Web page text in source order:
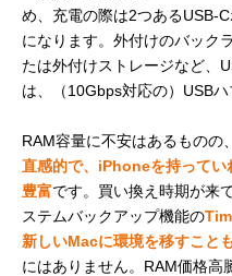
め、充電の際は2つあるUSB-
になります。外付けのバック
たは外付けストレージなど、
は、（10Gbps対応の）USBハ
RAM容量に不安はあるものの
直感的で、iPhoneを持ってい
豊富です。買い換え時期が来
ステムバックアップ機能の
新しいMacに環境を移すこと
にはありません。RAM価格高